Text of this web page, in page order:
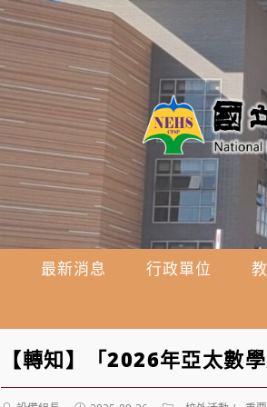
最新消息 行政單位
【轉知】「2026年亞太數